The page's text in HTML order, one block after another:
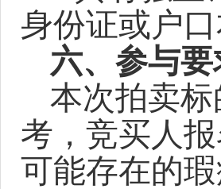
身份证或户
六、 参与要
本次拍卖
考，竞买人
可能存在的